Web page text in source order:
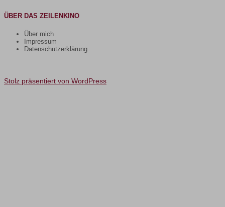
ÜBER DAS ZEILENKINO
Über mich
Impressum
Datenschutzerklärung
Stolz präsentiert von WordPress